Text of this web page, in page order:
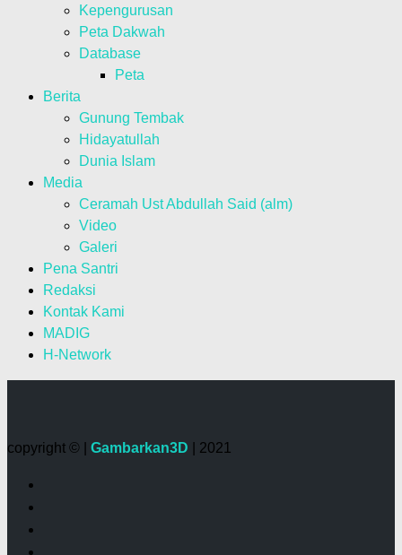
Kepengurusan
Peta Dakwah
Database
Peta
Berita
Gunung Tembak
Hidayatullah
Dunia Islam
Media
Ceramah Ust Abdullah Said (alm)
Video
Galeri
Pena Santri
Redaksi
Kontak Kami
MADIG
H-Network
copyright © | Gambarkan3D | 2021